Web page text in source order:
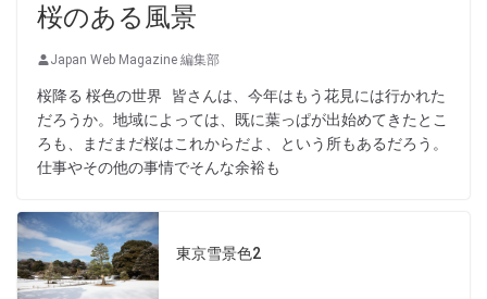
桜のある風景
Japan Web Magazine 編集部
桜降る 桜色の世界 皆さんは、今年はもう花見には行かれた
だろうか。地域によっては、既に葉っぱが出始めてきたとこ
ろも、まだまだ桜はこれからだよ、という所もあるだろう。
仕事やその他の事情でそんな余裕も
東京雪景色2